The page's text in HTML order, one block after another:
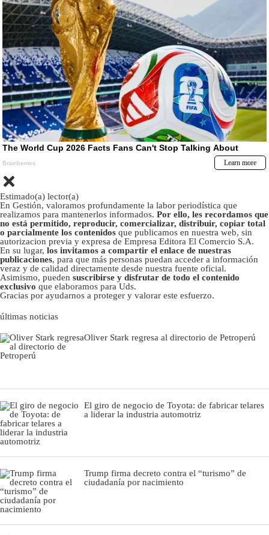
Estimado(a) lector(a)
En Gestión, valoramos profundamente la labor periodística que
realizamos para mantenerlos informados. Por ello, les recordamos que
no está permitido, reproducir, comercializar, distribuir, copiar total
o parcialmente los contenidos que publicamos en nuestra web, sin
autorizacion previa y expresa de Empresa Editora El Comercio S.A.
En su lugar, los invitamos a compartir el enlace de nuestras
publicaciones, para que más personas puedan acceder a información
veraz y de calidad directamente desde nuestra fuente oficial.
Asimismo, pueden suscribirse y disfrutar de todo el contenido
exclusivo que elaboramos para Uds.
Gracias por ayudarnos a proteger y valorar este esfuerzo.
últimas noticias
Oliver Stark regresa al directorio de Petroperú
El giro de negocio de Toyota: de fabricar telares
a liderar la industria automotriz
Trump firma decreto contra el “turismo” de
ciudadanía por nacimiento